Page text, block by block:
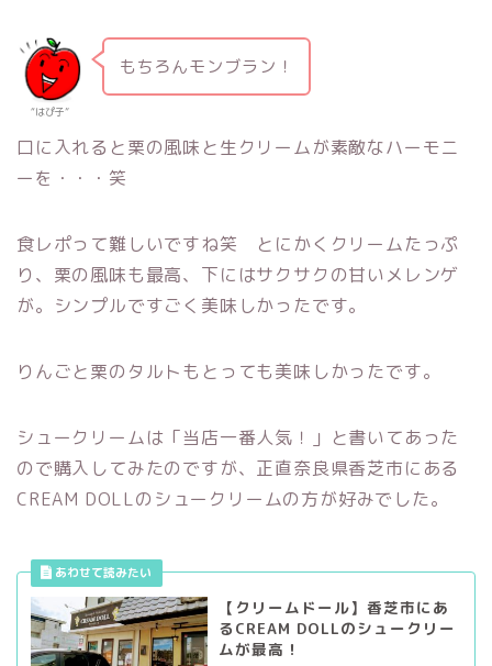
“はぴ子­”
もちろんモンブラン！
口に入れると栗の風味と生クリームが素敵なハーモニ
ーを・・・笑
食レポって難しいですね笑 とにかくクリームたっぷ
り、栗の風味も最高、下にはサクサクの甘いメレンゲ
が。シンプルですごく美味しかったです。
りんごと栗のタルトもとっても美味しかったです。
シュークリームは「当店一番人気！」と書いてあった
ので購入してみたのですが、正直奈良県香芝市にある
CREAM DOLLのシュークリームの方が好みでした。
【クリームドール】香芝市にあ
るCREAM DOLLのシュークリー
ムが最高！